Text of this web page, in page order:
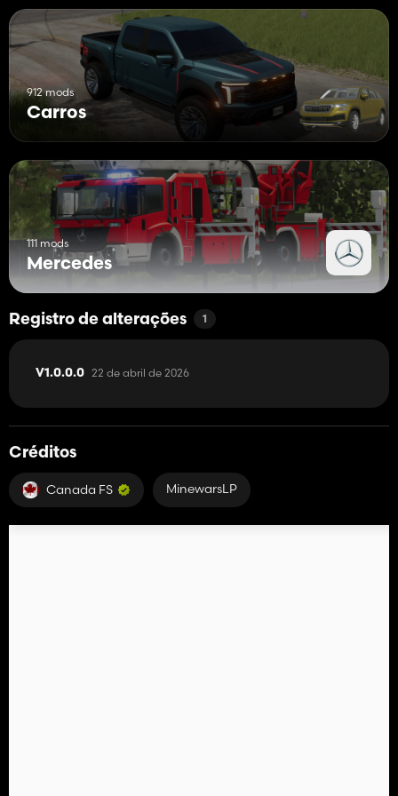
912 mods
Carros
111 mods
Mercedes
Registro de alterações 1
V1.0.0.0 22 de abril de 2026
Créditos
Canada FS MinewarsLP